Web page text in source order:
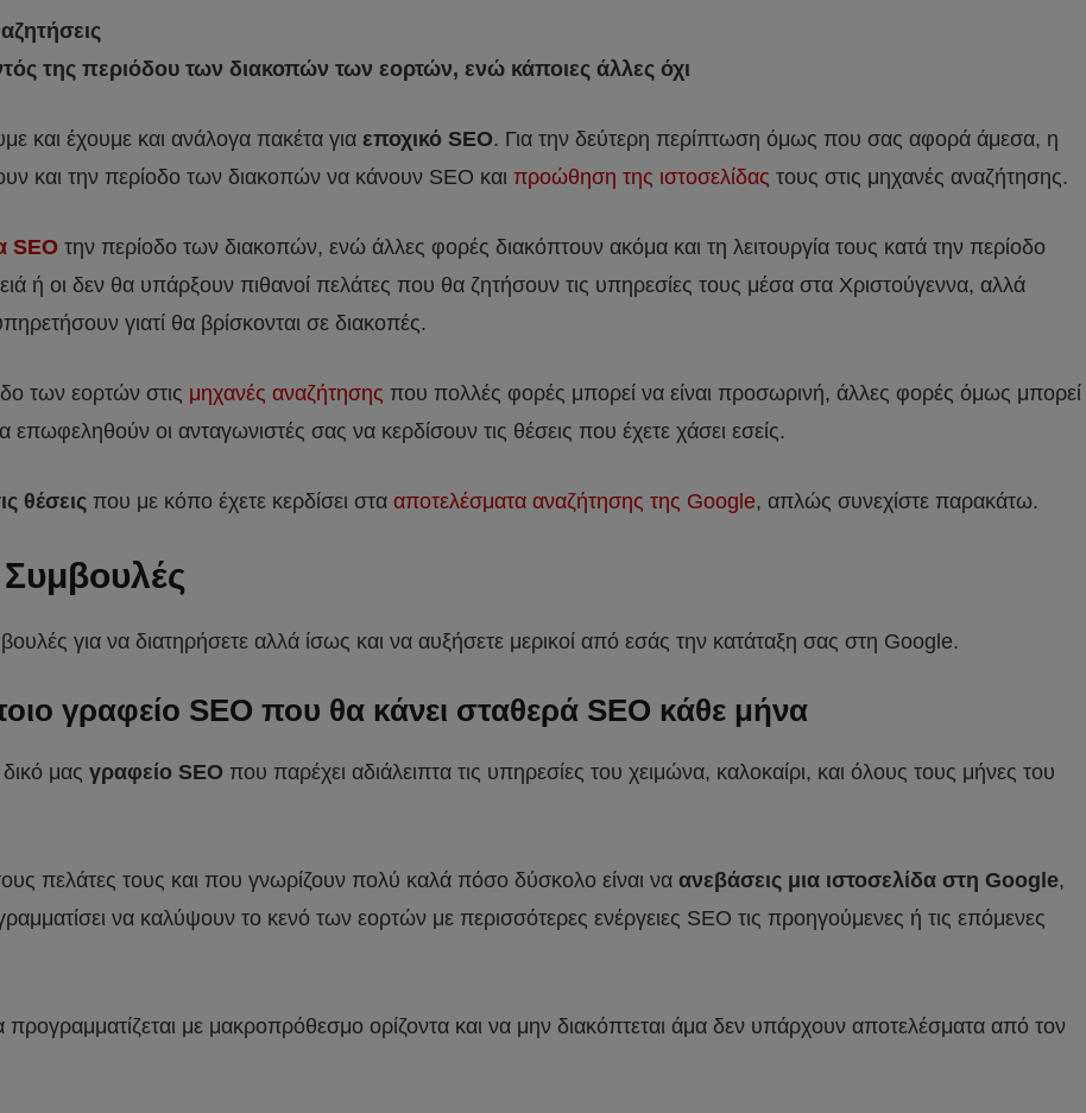
της περιόδου των διακοπών των εορτών, ενώ κάποιες άλλες όχι
και έχουμε και ανάλογα πακέτα για εποχικό SEO. Για την δεύτερη περίπτωση όμως που σας αφορά άμεσα, η
και την περίοδο των διακοπών να κάνουν SEO και προώθηση της ιστοσελίδας τους στις μηχανές αναζήτησης.
SEO την περίοδο των διακοπών, ενώ άλλες φορές διακόπτουν ακόμα και τη λειτουργία τους κατά την περίοδο
ή οι δεν θα υπάρξουν πιθανοί πελάτες που θα ζητήσουν τις υπηρεσίες τους μέσα στα Χριστούγεννα, αλλά
γιατί θα βρίσκονται σε διακοπές.
των εορτών στις μηχανές αναζήτησης που πολλές φορές μπορεί να είναι προσωρινή, άλλες φορές όμως μπορεί
οι ανταγωνιστές σας να κερδίσουν τις θέσεις που έχετε χάσει εσείς.
θέσεις που με κόπο έχετε κερδίσει στα αποτελέσματα αναζήτησης της Google, απλώς συνεχίστε παρακάτω.
Συμβουλές
για να διατηρήσετε αλλά ίσως και να αυξήσετε μερικοί από εσάς την κατάταξη σας στη Google.
γραφείο SEO που θα κάνει σταθερά SEO κάθε μήνα
μας γραφείο SEO που παρέχει αδιάλειπτα τις υπηρεσίες του χειμώνα, καλοκαίρι, και όλους τους μήνες του
πελάτες τους και που γνωρίζουν πολύ καλά πόσο δύσκολο είναι να ανεβάσεις μια ιστοσελίδα στη Google,
να καλύψουν το κενό των εορτών με περισσότερες ενέργειες SEO τις προηγούμενες ή τις επόμενες
προγραμματίζεται με μακροπρόθεσμο ορίζοντα και να μην διακόπτεται άμα δεν υπάρχουν αποτελέσματα από τον